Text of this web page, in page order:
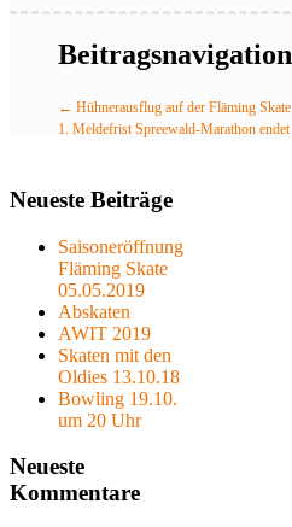
Beitragsnavigation
← Hühnerausflug auf der Fläming Skate
1. Meldefrist Spreewald-Marathon endet
Neueste Beiträge
Saisoneröffnung
Fläming Skate
05.05.2019
Abskaten
AWIT 2019
Skaten mit den
Oldies 13.10.18
Bowling 19.10.
um 20 Uhr
Neueste
Kommentare